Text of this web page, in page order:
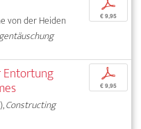
von der Heiden
p
€ 9,95
Entortung
Constructing
p
€ 9,95